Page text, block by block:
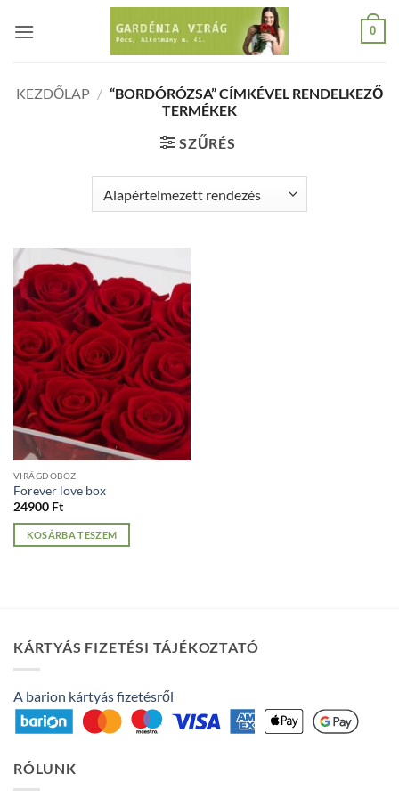
0
KEZDŐLAP / “BORDÓRÓZSA” CÍMKÉVEL RENDELKEZŐ
TERMÉKEK
SZŰRÉS
VIRÁGDOBOZ
Forever love box
24900 Ft
KOSÁRBA TESZEM
KÁRTYÁS FIZETÉSI TÁJÉKOZTATÓ
A barion kártyás fizetésről
RÓLUNK